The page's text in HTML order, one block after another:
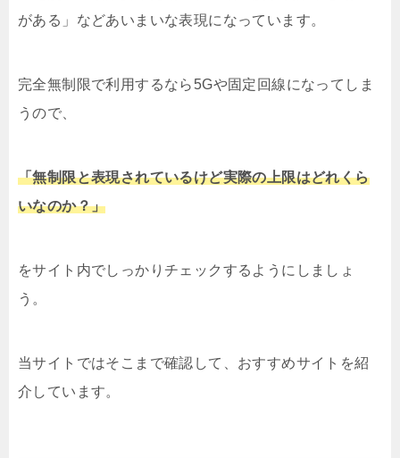
がある」などあいまいな表現になっています。
完全無制限で利用するなら5Gや固定回線になってしま
うので、
「無制限と表現されているけど実際の上限はどれくら
いなのか？」
をサイト内でしっかりチェックするようにしましょ
う。
当サイトではそこまで確認して、おすすめサイトを紹
介しています。